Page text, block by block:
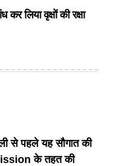
कर लिया वृक्षों की रक्षा
से पहले यह सौगात की
के तहत की